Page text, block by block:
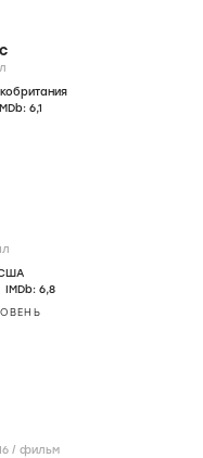
6,1
IMDb: 6,8
/ фильм